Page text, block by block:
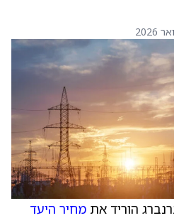
הוריד את מחיר היעד